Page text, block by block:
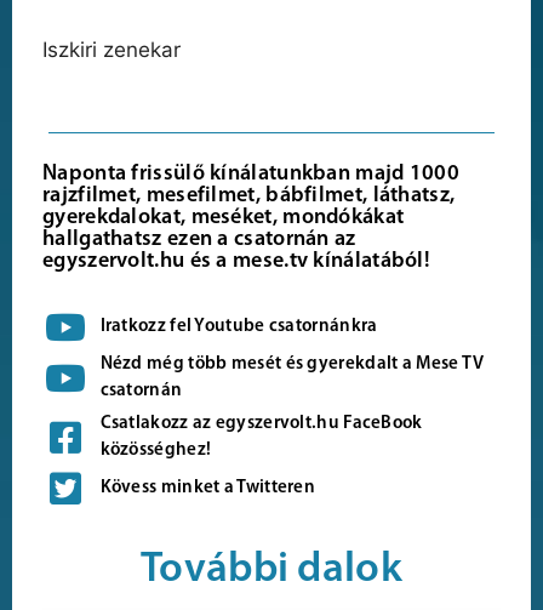
Iszkiri zenekar
Naponta frissülő kínálatunkban majd 1000
rajzfilmet, mesefilmet, bábfilmet, láthatsz,
gyerekdalokat, meséket, mondókákat
hallgathatsz ezen a csatornán az
egyszervolt.hu és a mese.tv kínálatából!
Iratkozz fel Youtube csatornánkra
Nézd még több mesét és gyerekdalt a Mese TV
csatornán
Csatlakozz az egyszervolt.hu FaceBook
közösséghez!
Kövess minket a Twitteren
További dalok